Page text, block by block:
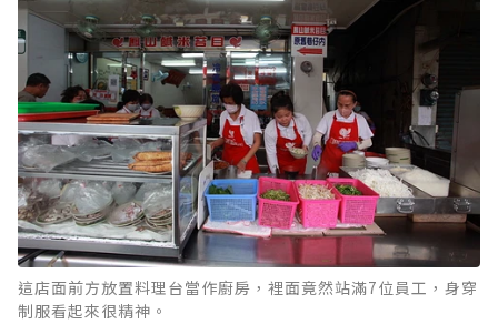
這店面前方放置料理台當作廚房，裡面竟然站滿7位員工，身穿
制服看起來很精神。